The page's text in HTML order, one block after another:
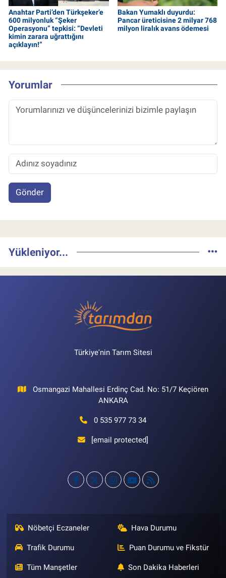
Anahtar Parti’den Türkşeker’e
600 milyonluk “Şeker
Operasyonu” tepkisi: “Devleti
kimin zarara uğrattığını
açıklayın!”
Bakan Yumaklı duyurdu:
Pancar üreticisine 2 milyar 768
milyon liralık avans ödemesi
Yorumlar
Gönder
Yükleniyor...
Türkiye'nin Tarım Sitesi
Osmangazi Mahallesi Erdinç Cad. No: 51/7 Keçiören
ANKARA
0 535 977 73 34
[email protected]
Nöbetçi Eczaneler Hava Durumu
Trafik Durumu Puan Durumu ve Fikstür
Tüm Manşetler Son Dakika Haberleri